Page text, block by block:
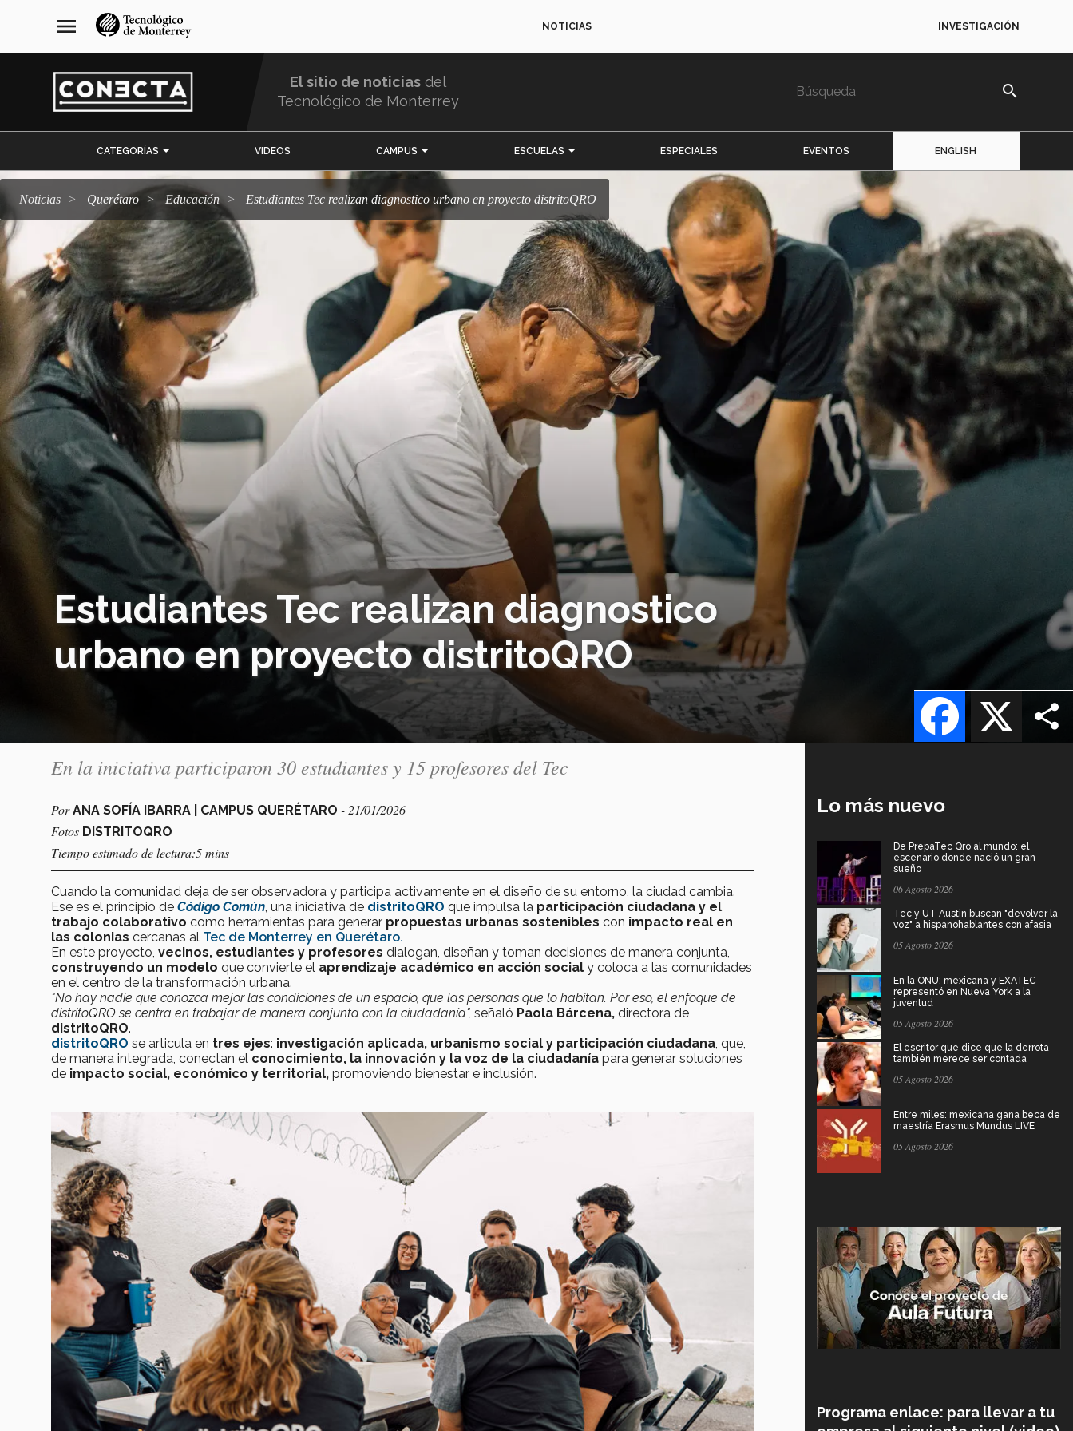
navegación
principal
menu NOTICIAS INVESTIGACIÓN
El sitio de noticias del
Tecnológico de Monterrey
search
CATEGORÍAS VIDEOS CAMPUS ESCUELAS ESPECIALES EVENTOS ENGLISH
Noticias Querétaro Educación Estudiantes Tec realizan diagnostico urbano en proyecto distritoQRO
Estudiantes Tec realizan diagnostico
urbano en proyecto distritoQRO
X
Facebook
En la iniciativa participaron 30 estudiantes y 15 profesores del Tec
PorANA SOFÍA IBARRA | CAMPUS QUERÉTARO - 21/01/2026
Fotos DISTRITOQRO
Tiempo estimado de lectura:5 mins
Cuando la comunidad deja de ser observadora y participa activamente en el diseño de su entorno, la ciudad cambia.
Ese es el principio de Código Común , una iniciativa de distritoQRO que impulsa la participación ciudadana y el
trabajo colaborativo como herramientas para generar propuestas urbanas sostenibles con impacto real en
las colonias cercanas al Tec de Monterrey en Querétaro.
En este proyecto, vecinos, estudiantes y profesores dialogan, diseñan y toman decisiones de manera conjunta,
construyendo un modelo que convierte el aprendizaje académico en acción social y coloca a las comunidades
en el centro de la transformación urbana.
"No hay nadie que conozca mejor las condiciones de un espacio, que las personas que lo habitan. Por eso, el enfoque de
distritoQRO se centra en trabajar de manera conjunta con la ciudadanía", señaló Paola Bárcena, directora de
distritoQRO.
distritoQRO se articula en tres ejes: investigación aplicada, urbanismo social y participación ciudadana , que,
de manera integrada, conectan el conocimiento, la innovación y la voz de la ciudadanía para generar soluciones
de impacto social, económico y territorial, promoviendo bienestar e inclusión.
Lo más nuevo
De PrepaTec Qro al mundo: el
escenario donde nació un gran
sueño
06 Agosto 2026
Tec y UT Austin buscan "devolver la
voz" a hispanohablantes con afasia
05 Agosto 2026
En la ONU: mexicana y EXATEC
representó en Nueva York a la
juventud
05 Agosto 2026
El escritor que dice que la derrota
también merece ser contada
05 Agosto 2026
Entre miles: mexicana gana beca de
maestría Erasmus Mundus LIVE
05 Agosto 2026
Programa enlace: para llevar a tu